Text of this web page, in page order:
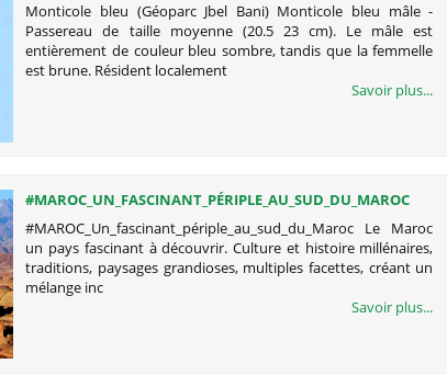
Monticole bleu (Géoparc Jbel Bani) Monticole bleu mâle -
Passereau de taille moyenne (20.5 23 cm). Le mâle est
entièrement de couleur bleu sombre, tandis que la femmelle
est brune. Résident localement
Savoir plus...
#MAROC_UN_FASCINANT_PÉRIPLE_AU_SUD_DU_MAROC
#MAROC_Un_fascinant_périple_au_sud_du_Maroc Le Maroc
un pays fascinant à découvrir. Culture et histoire millénaires,
traditions, paysages grandioses, multiples facettes, créant un
mélange inc
Savoir plus...